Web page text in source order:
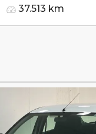
37.513 km